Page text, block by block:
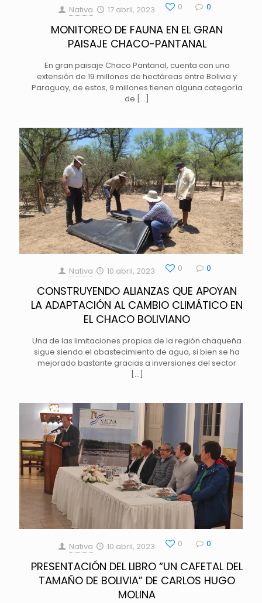
Nativa 17 abril, 2023 0 0
MONITOREO DE FAUNA EN EL GRAN
PAISAJE CHACO-PANTANAL
En gran paisaje Chaco Pantanal, cuenta con una
extensión de 19 millones de hectáreas entre Bolivia y
Paraguay, de estos, 9 millones tienen alguna categoría
de […]
Nativa 10 abril, 2023 0 0
CONSTRUYENDO ALIANZAS QUE APOYAN
LA ADAPTACIÓN AL CAMBIO CLIMÁTICO EN
EL CHACO BOLIVIANO
Una de las limitaciones propias de la región chaqueña
sigue siendo el abastecimiento de agua, si bien se ha
mejorado bastante gracias a inversiones del sector
[…]
Nativa 10 abril, 2023 0 0
PRESENTACIÓN DEL LIBRO “UN CAFETAL DEL
TAMAÑO DE BOLIVIA” DE CARLOS HUGO
MOLINA